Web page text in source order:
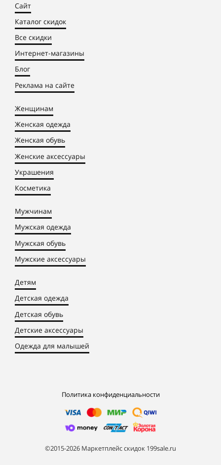
Сайт
Каталог скидок
Все скидки
Интернет-магазины
Блог
Реклама на сайте
Женщинам
Женская одежда
Женская обувь
Женские аксессуары
Украшения
Косметика
Мужчинам
Мужская одежда
Мужская обувь
Мужские аксессуары
Детям
Детская одежда
Детская обувь
Детские аксессуары
Одежда для малышей
Политика конфиденциальности
©2015-2026 Маркетплейс скидок 199sale.ru